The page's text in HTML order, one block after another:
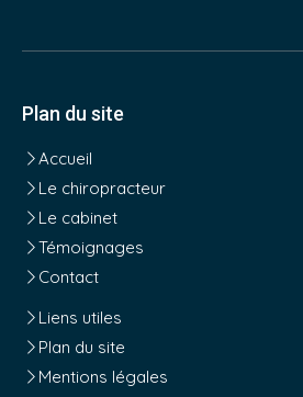
Plan du site
Accueil
Le chiropracteur
Le cabinet
Témoignages
Contact
Liens utiles
Plan du site
Mentions légales